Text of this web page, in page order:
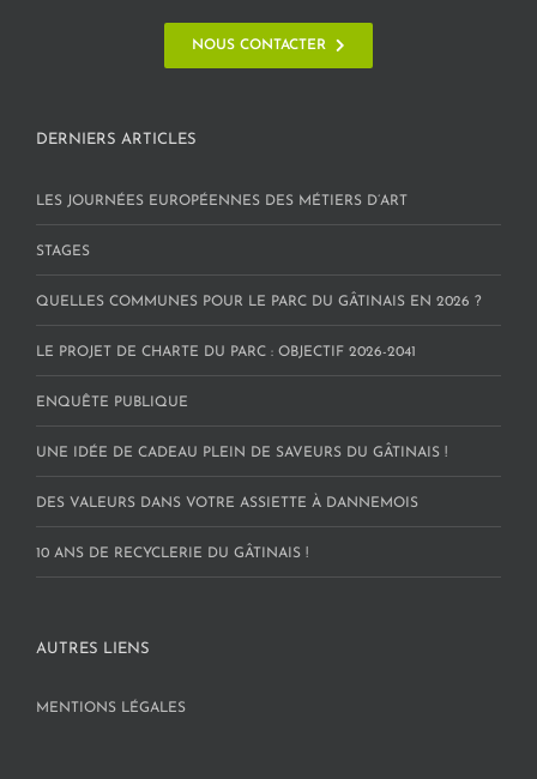
NOUS CONTACTER
DERNIERS ARTICLES
LES JOURNÉES EUROPÉENNES DES MÉTIERS D’ART
STAGES
QUELLES COMMUNES POUR LE PARC DU GÂTINAIS EN 2026 ?
LE PROJET DE CHARTE DU PARC : OBJECTIF 2026-2041
ENQUÊTE PUBLIQUE
UNE IDÉE DE CADEAU PLEIN DE SAVEURS DU GÂTINAIS !
DES VALEURS DANS VOTRE ASSIETTE À DANNEMOIS
10 ANS DE RECYCLERIE DU GÂTINAIS !
AUTRES LIENS
MENTIONS LÉGALES